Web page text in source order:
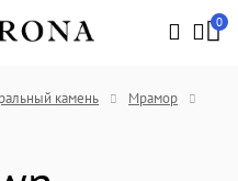
0
камень
Мрамор